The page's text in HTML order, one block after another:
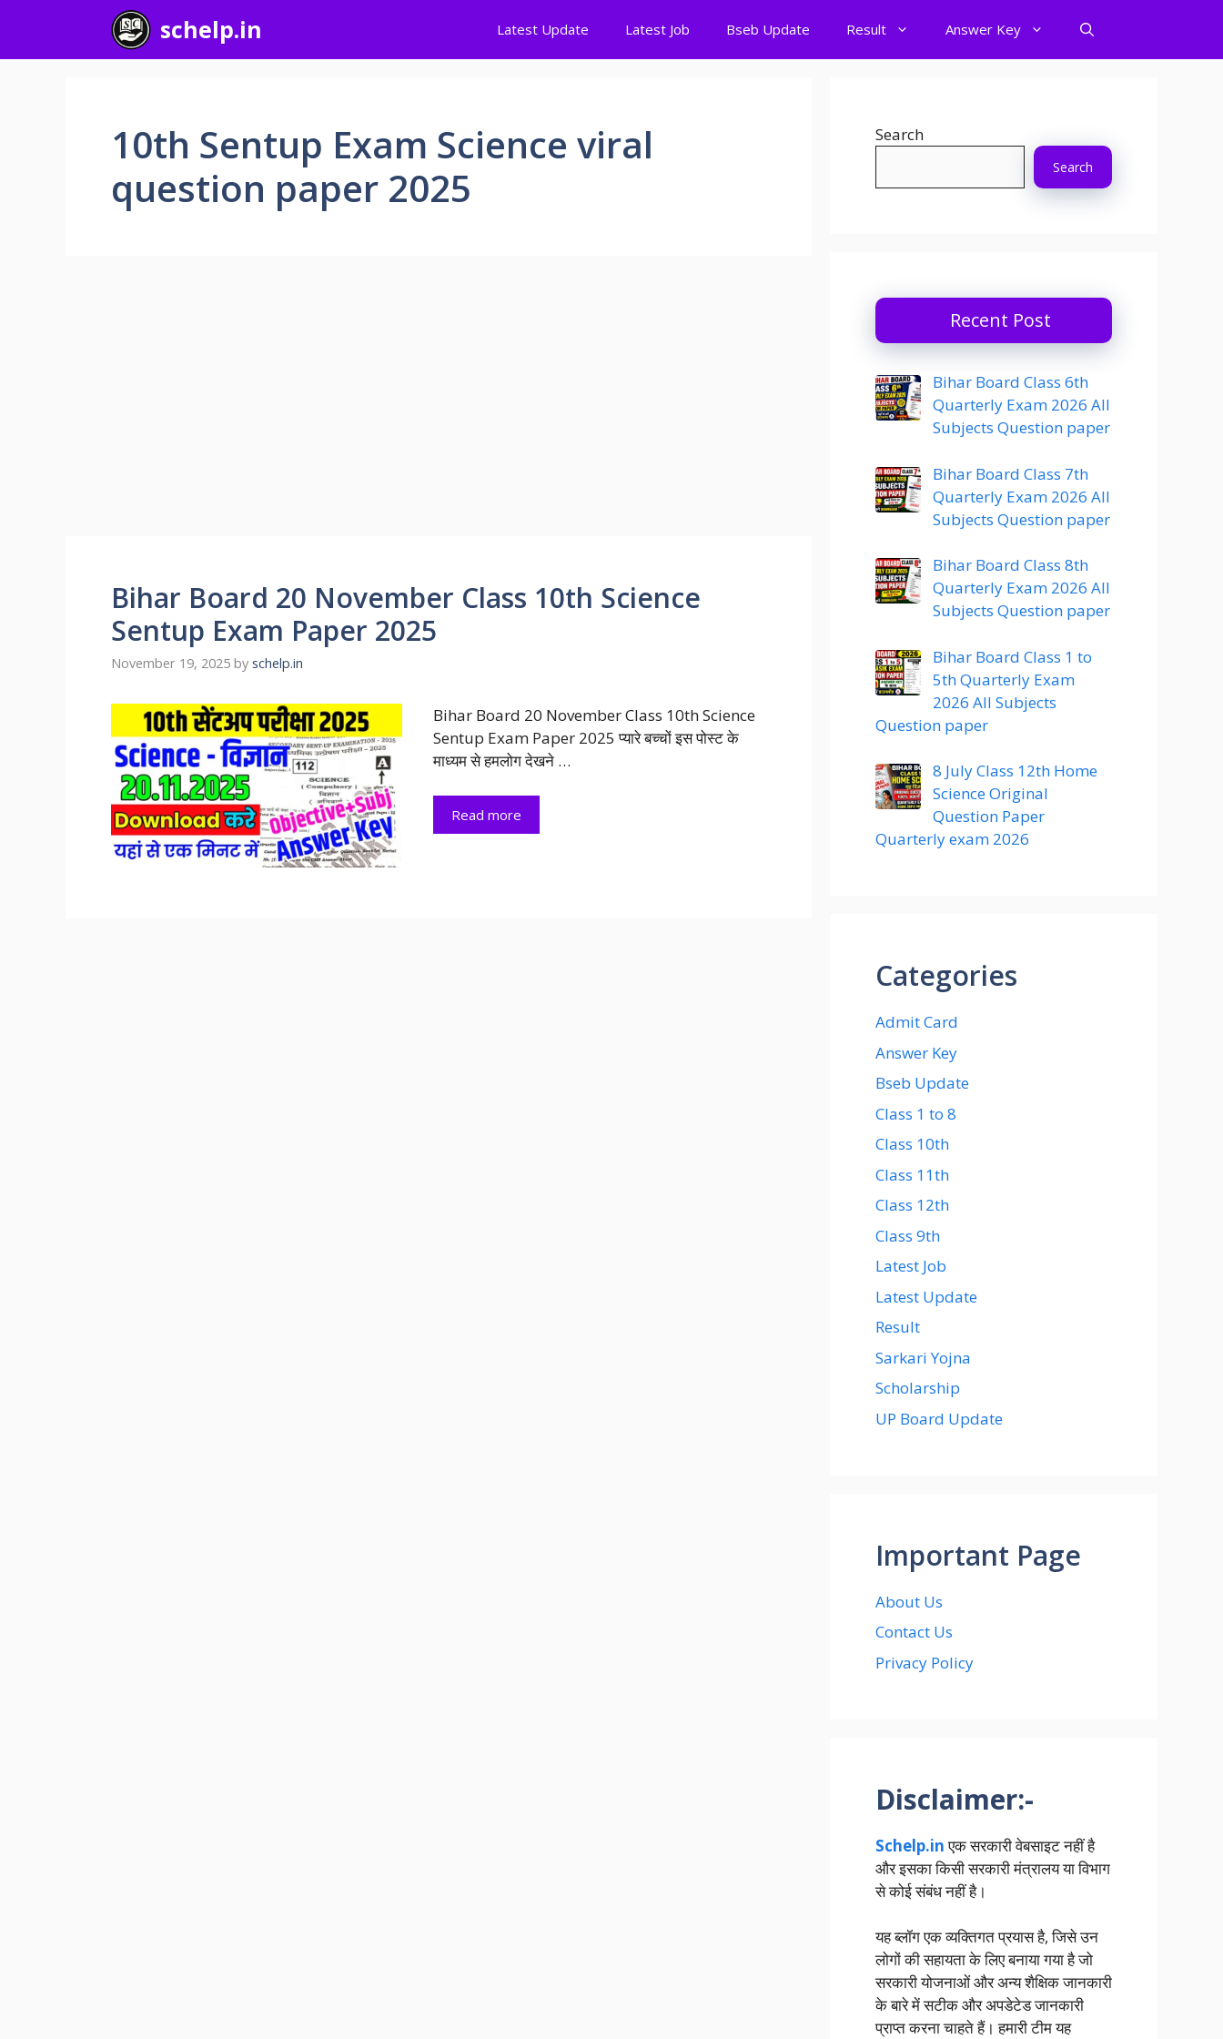
content
schelp.in Latest Update Latest Job Bseb Update Result Answer Key
10th Sentup Exam Science viral
question paper 2025
Bihar Board 20 November Class 10th Science
Sentup Exam Paper 2025
November 19, 2025 by schelp.in
Bihar Board 20 November Class 10th Science
Sentup Exam Paper 2025 प्यारे बच्चों इस पोस्ट के
माध्यम से हमलोग देखने …
Read more
Search
Search
Recent Post
Bihar Board Class 6th
Quarterly Exam 2026 All
Subjects Question paper
Bihar Board Class 7th
Quarterly Exam 2026 All
Subjects Question paper
Bihar Board Class 8th
Quarterly Exam 2026 All
Subjects Question paper
Bihar Board Class 1 to
5th Quarterly Exam
2026 All Subjects
Question paper
8 July Class 12th Home
Science Original
Question Paper
Quarterly exam 2026
Categories
Admit Card
Answer Key
Bseb Update
Class 1 to 8
Class 10th
Class 11th
Class 12th
Class 9th
Latest Job
Latest Update
Result
Sarkari Yojna
Scholarship
UP Board Update
Important Page
About Us
Contact Us
Privacy Policy
Disclaimer:-
Schelp.inएक सरकारी वेबसाइट नहीं है
और इसका किसी सरकारी मंत्रालय या विभाग
से कोई संबंध नहीं है।
यह ब्लॉग एक व्यक्तिगत प्रयास है, जिसे उन
लोगों की सहायता के लिए बनाया गया है जो
सरकारी योजनाओं और अन्य शैक्षिक जानकारी
के बारे में सटीक और अपडेटेड जानकारी
प्राप्त करना चाहते हैं। हमारी टीम यह